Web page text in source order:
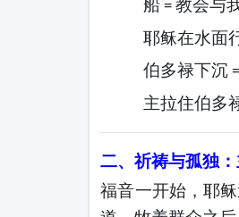
船 =教会与
耶稣在水面
伯多禄下沉 =
主拉住伯多
二、祈祷与孤独
福音一开始，耶